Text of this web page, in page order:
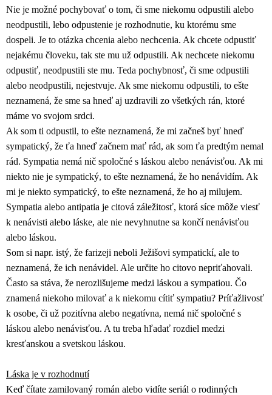
Nie je možné pochybovať o tom, či sme niekomu odpustili alebo
neodpustili, lebo odpustenie je rozhodnutie, ku ktorému sme
dospeli. Je to otázka chcenia alebo nechcenia. Ak chcete odpustiť
nejakému človeku, tak ste mu už odpustili. Ak nechcete niekomu
odpustiť, neodpustili ste mu. Teda pochybnosť, či sme odpustili
alebo neodpustili, nejestvuje. Ak sme niekomu odpustili, to ešte
neznamená, že sme sa hneď aj uzdravili zo všetkých rán, ktoré
máme vo svojom srdci.
Ak som ti odpustil, to ešte neznamená, že mi začneš byť hneď
sympatický, že ťa hneď začnem mať rád, ak som ťa predtým nemal
rád. Sympatia nemá nič spoločné s láskou alebo nenávisťou. Ak mi
niekto nie je sympatický, to ešte neznamená, že ho nenávidím. Ak
mi je niekto sympatický, to ešte neznamená, že ho aj milujem.
Sympatia alebo antipatia je citová záležitosť, ktorá síce môže viesť
k nenávisti alebo láske, ale nie nevyhnutne sa končí nenávisťou
alebo láskou.
Som si napr. istý, že farizeji neboli Ježišovi sympatickí, ale to
neznamená, že ich nenávidel. Ale určite ho citovo nepriťahovali.
Často sa stáva, že nerozlišujeme medzi láskou a sympatiou. Čo
znamená niekoho milovať a k niekomu cítiť sympatiu? Príťažlivosť
k osobe, či už pozitívna alebo negatívna, nemá nič spoločné s
láskou alebo nenávisťou. A tu treba hľadať rozdiel medzi
kresťanskou a svetskou láskou.
Láska je v rozhodnutí
Keď čítate zamilovaný román alebo vidíte seriál o rodinných